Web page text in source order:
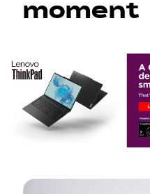
moment